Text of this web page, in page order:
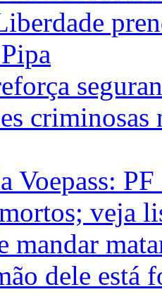
Voepass:
veja
mandar
dele está